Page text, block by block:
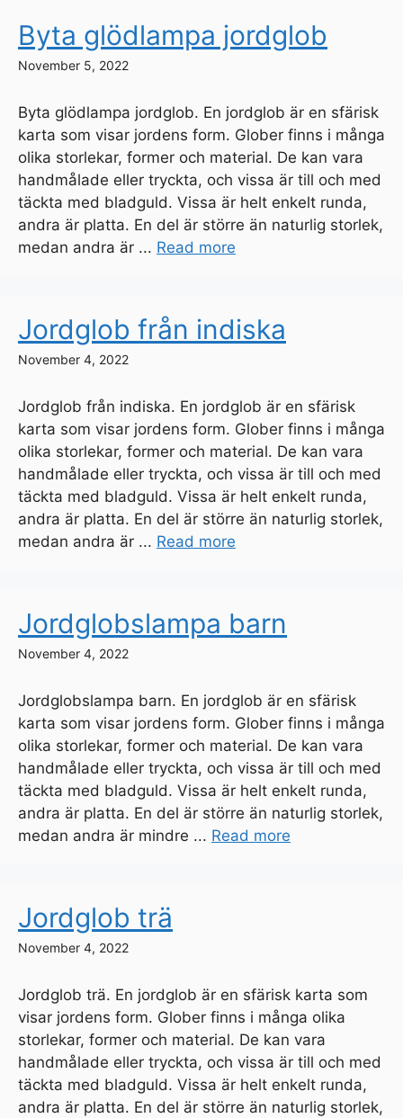
Byta glödlampa jordglob
November 5, 2022
Byta glödlampa jordglob. En jordglob är en sfärisk
karta som visar jordens form. Glober finns i många
olika storlekar, former och material. De kan vara
handmålade eller tryckta, och vissa är till och med
täckta med bladguld. Vissa är helt enkelt runda,
andra är platta. En del är större än naturlig storlek,
medan andra är ... Read more
Jordglob från indiska
November 4, 2022
Jordglob från indiska. En jordglob är en sfärisk
karta som visar jordens form. Glober finns i många
olika storlekar, former och material. De kan vara
handmålade eller tryckta, och vissa är till och med
täckta med bladguld. Vissa är helt enkelt runda,
andra är platta. En del är större än naturlig storlek,
medan andra är ... Read more
Jordglobslampa barn
November 4, 2022
Jordglobslampa barn. En jordglob är en sfärisk
karta som visar jordens form. Glober finns i många
olika storlekar, former och material. De kan vara
handmålade eller tryckta, och vissa är till och med
täckta med bladguld. Vissa är helt enkelt runda,
andra är platta. En del är större än naturlig storlek,
medan andra är mindre ... Read more
Jordglob trä
November 4, 2022
Jordglob trä. En jordglob är en sfärisk karta som
visar jordens form. Glober finns i många olika
storlekar, former och material. De kan vara
handmålade eller tryckta, och vissa är till och med
täckta med bladguld. Vissa är helt enkelt runda,
andra är platta. En del är större än naturlig storlek,